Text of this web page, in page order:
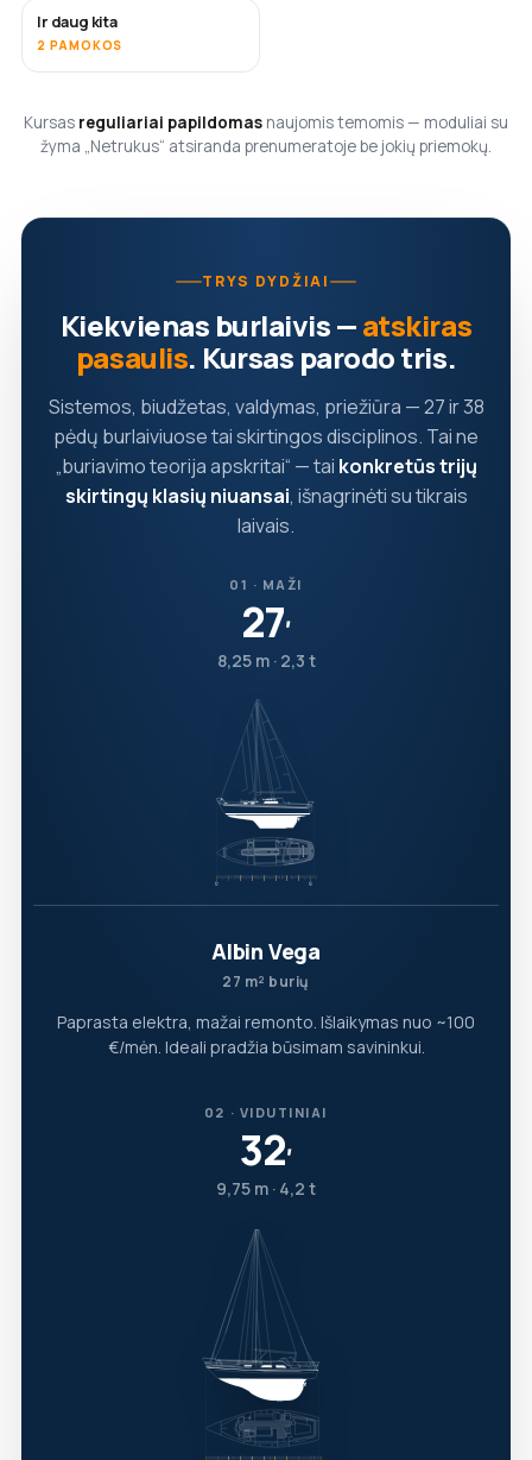
NETRUKUS
Ir daug kita
2 PAMOKOS
Kursas reguliariai papildomas naujomis temomis — moduliai su
žyma „Netrukus“ atsiranda prenumeratoje be jokių priemokų.
TRYS DYDŽIAI
Kiekvienas burlaivis —atskiras
pasaulis. Kursas parodo tris.
Sistemos, biudžetas, valdymas, priežiūra — 27 ir 38
pėdų burlaiviuose tai skirtingos disciplinos. Tai ne
„buriavimo teorija apskritai“ — tai konkretūs trijų
skirtingų klasių niuansai, išnagrinėti su tikrais
laivais.
01 · MAŽI
27′
8,25 m · 2,3 t
Albin Vega
27 m² burių
Paprasta elektra, mažai remonto. Išlaikymas nuo ~100
€/mėn. Ideali pradžia būsimam savininkui.
02 · VIDUTINIAI
32′
9,75 m · 4,2 t